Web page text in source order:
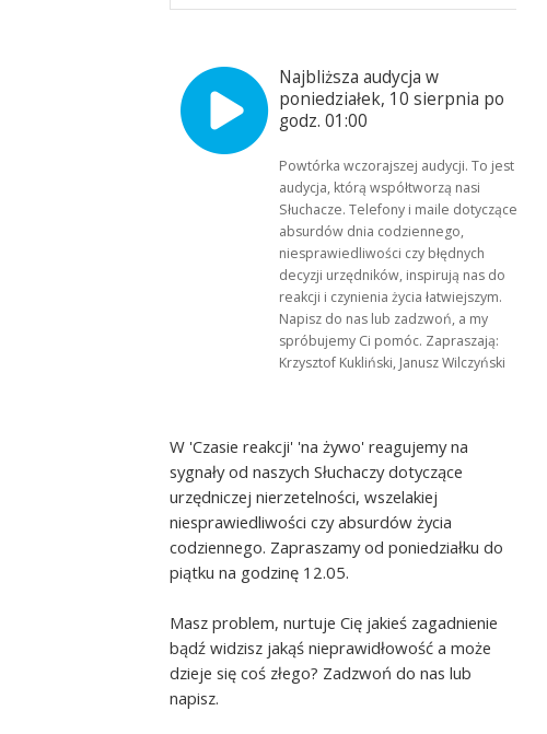
Najbliższa audycja w
poniedziałek, 10 sierpnia po
godz. 01:00
Powtórka wczorajszej audycji. To jest
audycja, którą współtworzą nasi
Słuchacze. Telefony i maile dotyczące
absurdów dnia codziennego,
niesprawiedliwości czy błędnych
decyzji urzędników, inspirują nas do
reakcji i czynienia życia łatwiejszym.
Napisz do nas lub zadzwoń, a my
spróbujemy Ci pomóc. Zapraszają:
Krzysztof Kukliński, Janusz Wilczyński
W 'Czasie reakcji' 'na żywo' reagujemy na
sygnały od naszych Słuchaczy dotyczące
urzędniczej nierzetelności, wszelakiej
niesprawiedliwości czy absurdów życia
codziennego. Zapraszamy od poniedziałku do
piątku na godzinę 12.05.
Masz problem, nurtuje Cię jakieś zagadnienie
bądź widzisz jakąś nieprawidłowość a może
dzieje się coś złego? Zadzwoń do nas lub
napisz.